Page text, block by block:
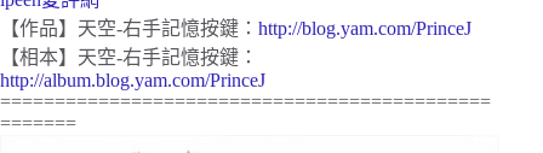
【作品】天空-右手記憶按鍵： http://blog.yam.com/PrinceJ
【相本】天空-右手記憶按鍵：
http://album.blog.yam.com/PrinceJ
=============================================
=======